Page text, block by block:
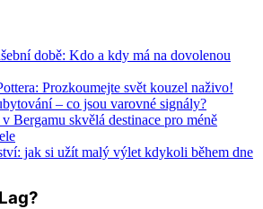
době: Kdo a kdy má na dovolenou
Prozkoumejte svět kouzel naživo!
– co jsou varovné signály?
Bergamu skvělá destinace pro méně
jak si užít malý výlet kdykoli během dne